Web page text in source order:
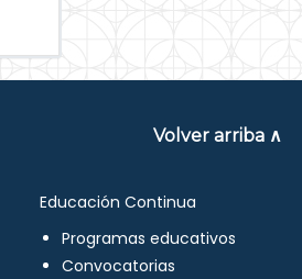
Volver arriba ∧
Educación Continua
Programas educativos
Convocatorias